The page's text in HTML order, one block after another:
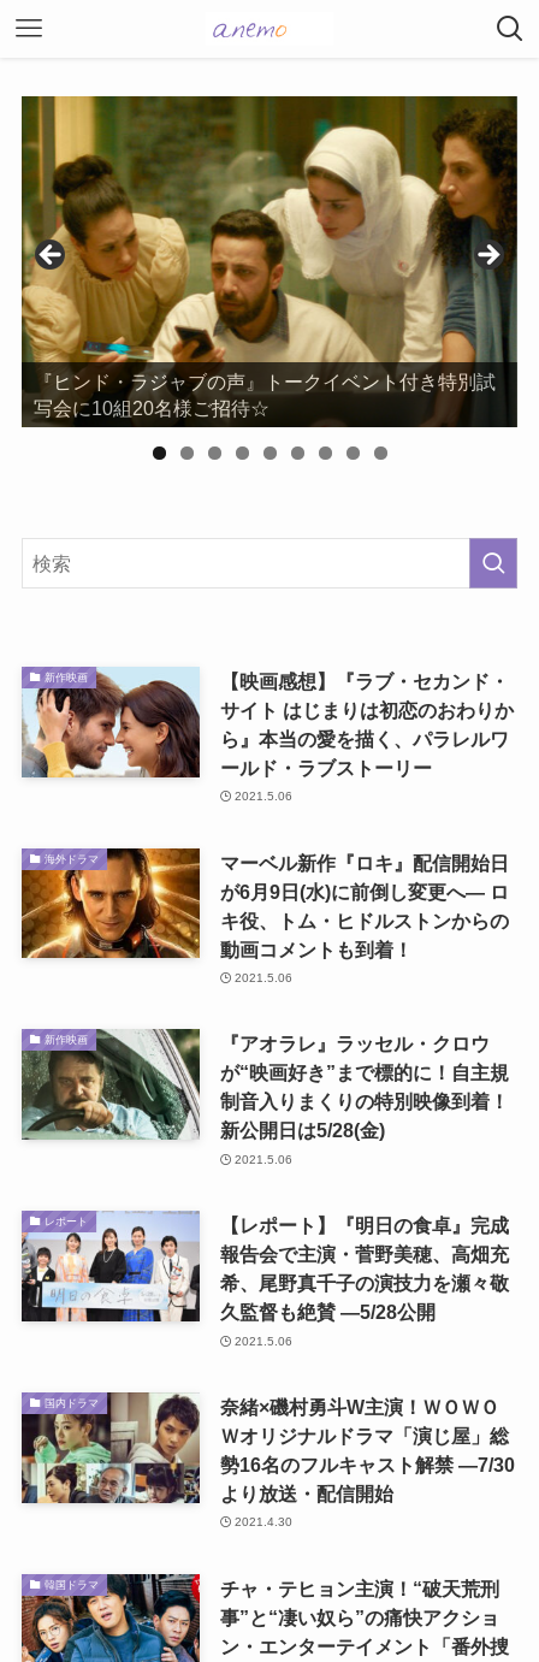
『ヒンド・ラジャブの声』トークイベント付き特別試
写会に10組20名様ご招待☆
新作映画
【映画感想】『ラブ・セカンド・
サイト はじまりは初恋のおわりか
ら』本当の愛を描く、パラレルワ
ールド・ラブストーリー
2021.5.06
海外ドラマ
マーベル新作『ロキ』配信開始日
が6月9日(水)に前倒し変更へ― ロ
キ役、トム・ヒドルストンからの
動画コメントも到着！
2021.5.06
新作映画
『アオラレ』ラッセル・クロウ
が“映画好き”まで標的に！自主規
制音入りまくりの特別映像到着！
新公開日は5/28(金)
2021.5.06
レポート
【レポート】『明日の食卓』完成
報告会で主演・菅野美穂、高畑充
希、尾野真千子の演技力を瀬々敬
久監督も絶賛 ―5/28公開
2021.5.06
国内ドラマ
奈緒×磯村勇斗W主演！ＷＯＷＯ
Ｗオリジナルドラマ「演じ屋」総
勢16名のフルキャスト解禁 ―7/30
より放送・配信開始
2021.4.30
韓国ドラマ
チャ・テヒョン主演！“破天荒刑
事”と“凄い奴ら”の痛快アクショ
ン・エンターテイメント「番外捜